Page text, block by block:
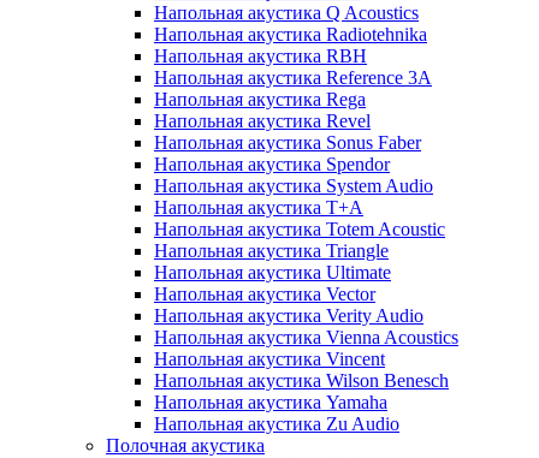
Напольная акустика Q Acoustics
Напольная акустика Radiotehnika
Напольная акустика RBH
Напольная акустика Reference 3A
Напольная акустика Rega
Напольная акустика Revel
Напольная акустика Sonus Faber
Напольная акустика Spendor
Напольная акустика System Audio
Напольная акустика T+A
Напольная акустика Totem Acoustic
Напольная акустика Triangle
Напольная акустика Ultimate
Напольная акустика Vector
Напольная акустика Verity Audio
Напольная акустика Vienna Acoustics
Напольная акустика Vincent
Напольная акустика Wilson Benesch
Напольная акустика Yamaha
Напольная акустика Zu Audio
Полочная акустика